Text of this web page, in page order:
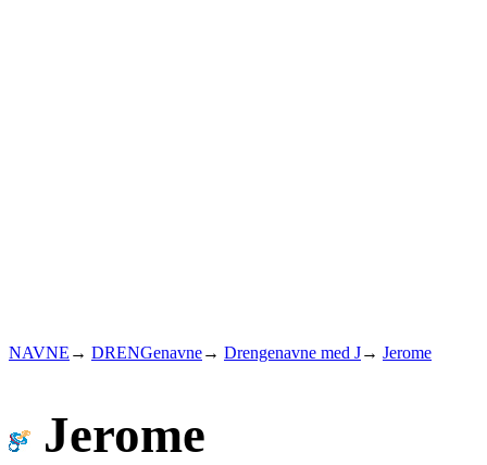
NAVNE → DRENGenavne→ Drengenavne med J→ Jerome
Jerome